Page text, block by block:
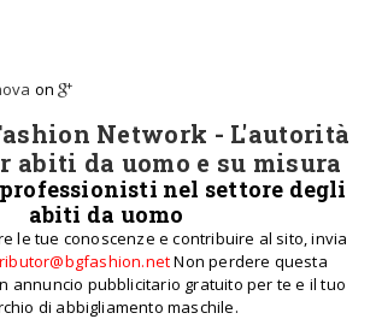
on
Network - L'autorità
abiti da uomo e su misura
nel settore degli
abiti da uomo
le tue conoscenze e contribuire al sito, invia
Non perdere questa
annuncio pubblicitario gratuito per te e il tuo
di abbigliamento maschile.